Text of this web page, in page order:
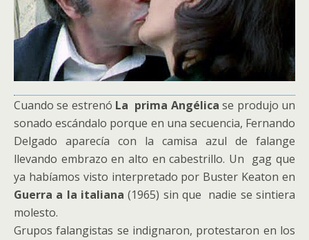
Cuando se estrenó La prima Angélicase produjo un
sonado escándalo porque en una secuencia, Fernando
Delgado aparecía con la camisa azul de falange
llevando embrazo en alto en cabestrillo. Un gag que
ya habíamos visto interpretado por Buster Keaton en
Guerra a la italiana (1965) sin que nadie se sintiera
molesto.
Grupos falangistas se indignaron, protestaron en los